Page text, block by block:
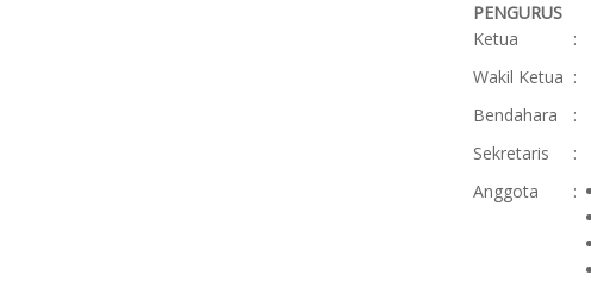
PENGURUS
Ketua
:
Wakil Ketua :
Bendahara
:
Sekretaris
:
Anggota
: